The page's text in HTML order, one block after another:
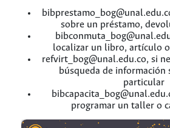
sobre un préstamo,
localizar un libro, artículo o
refvirt_bog@unal.edu.co, si
búsqueda de información
particular
programar un taller o